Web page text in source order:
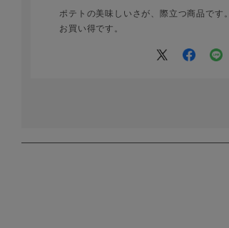
ポテトの美味しいさが、際立つ商品です。
お買い得です。